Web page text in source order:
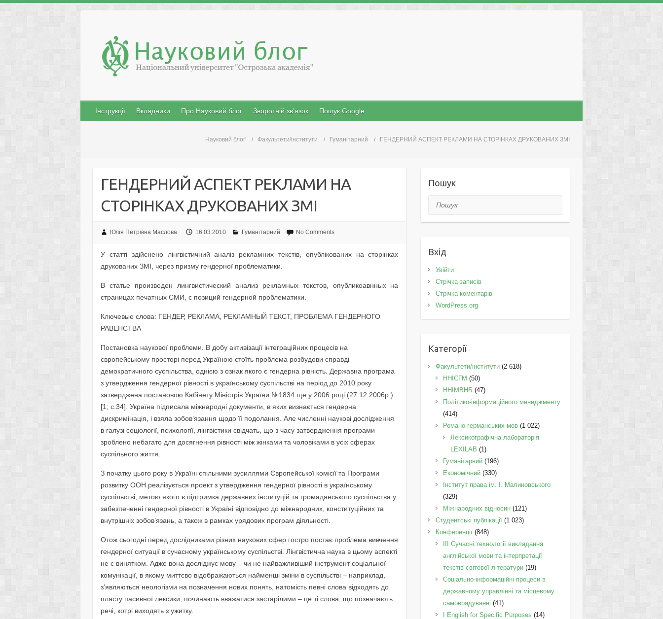
content
Інструкції Вкладники Про Науковий блог Зворотній зв’язок Пошук Google
Науковий блоґ Факультети/інститути Гуманітарний ГЕНДЕРНИЙ АСПЕКТ РЕКЛАМИ НА СТОРІНКАХ ДРУКОВАНИХ ЗМІ
ГЕНДЕРНИЙ АСПЕКТ РЕКЛАМИ НА
СТОРІНКАХ ДРУКОВАНИХ ЗМІ
Юлія Петрівна Маслова 16.03.2010 Гуманітарний No Comments
У статті здійснено лінгвістичний аналіз рекламних текстів, опублікованих на сторінках
друкованих ЗМІ, через призму гендерної проблематики.
В статье произведен лингвистический анализ рекламных текстов, опубликоавнных на
страницах печатных СМИ, с позиций гендерной проблематики.
Ключевые слова: ГЕНДЕР, РЕКЛАМА, РЕКЛАМНЫЙ ТЕКСТ, ПРОБЛЕМА ГЕНДЕРНОГО
РАВЕНСТВА
Постановка наукової проблеми. В добу активізації інтеграційних процесів на
європейському просторі перед Україною стоїть проблема розбудови справді
демократичного суспільства, однією з ознак якого є гендерна рівність. Державна програма
з утвердження гендерної рівності в українському суспільстві на період до 2010 року
затверджена постановою Кабінету Міністрів України №1834 ще у 2006 році (27.12.2006р.)
[1; с.34]. Україна підписала міжнародні документи, в яких визнається гендерна
дискримінація, і взяла зобов’язання щодо її подолання. Але численні наукові дослідження
в галузі соціології, психології, лінгвістики свідчать, що з часу затвердження програми
зроблено небагато для досягнення рівності між жінками та чоловіками в усіх сферах
суспільного життя.
З початку цього року в Україні спільними зусиллями Європейської комісії та Програми
розвитку ООН реалізується проект з утвердження гендерної рівності в українському
суспільстві, метою якого є підтримка державних інституцій та громадянського суспільства у
забезпеченні гендерної рівності в Україні відповідно до міжнародних, конституційних та
внутрішніх зобов’язань, а також в рамках урядових програм діяльності.
Отож сьогодні перед дослідниками різних наукових сфер гостро постає проблема вивчення
гендерної ситуації в сучасному українському суспільстві. Лінгвістична наука в цьому аспекті
не є винятком. Адже вона досліджує мову – чи не найважливіший інструмент соціальної
комунікації, в якому миттєво відображаються найменші зміни в суспільстві – наприклад,
з’являються неологізми на позначення нових понять, натомість певні слова відходять до
пласту пасивної лексики, починають вважатися застарілими – це ті слова, що позначають
речі, котрі виходять з ужитку.
Пошук
Пошук
Вхід
Увійти
Стрічка записів
Стрічка коментарів
WordPress.org
Категорії
Факультети/інститути(2 618)
ННІСГМ (50)
ННІМВНБ (47)
Політико-інформаційного менеджменту
(414)
Романо-германських мов(1 022)
Лексикографічна лабораторія
LEXILAB (1)
Гуманітарний(196)
Економічний(330)
Інститут права ім. І. Малиновського
(329)
Міжнародних відносин(121)
Студентські публікації(1 023)
Конференції(848)
III Сучасні технології викладання
англійської мови та інтерпретації
текстів світової літератури(19)
Соціально-інформаційні процеси в
державному управлінні та місцевому
самоврядуванні (41)
І English for Specific Purposes (14)